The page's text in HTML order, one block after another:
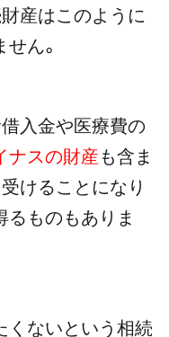
産はこのように
ん。
入金や医療費の
ナスの財産も含ま
けることになり
ものもありま
くないという相続